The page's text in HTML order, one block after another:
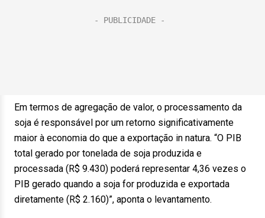
Em termos de agregação de valor, o processamento da
soja é responsável por um retorno significativamente
maior à economia do que a exportação in natura. “O PIB
total gerado por tonelada de soja produzida e
processada (R$ 9.430) poderá representar 4,36 vezes o
PIB gerado quando a soja for produzida e exportada
diretamente (R$ 2.160)”, aponta o levantamento.